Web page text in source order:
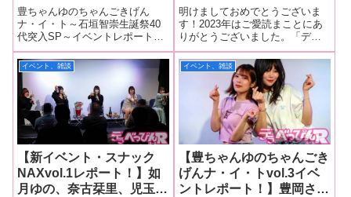
ントレポート！】豊岡さつ
きと如月ゆのがパラダイス
テレビ名物スタッフの生誕
を祝福！ サイコロトーク
では2人の失敗談などが語
られる！
豊ちゃんゆのちゃんごきげん
ナ・イ・ト～石垣智崇生誕祭40
代突入SP～イベントレポート！
豊岡さつきちゃんと如月ゆのち
ゃんの冠イベント「豊ちゃんゆ
のちゃんごきげんナ・イ・ト」
は、これまで定期的に行われて
きましたが、この数カ月は休
止。しかし、3月
出！】八木奈々、綾瀬天、
斉藤帆夏、有村のぞみ、望
月あやか、如月ゆの、日向
ひかげ、日向なつ、倉田優
希、宮沢ちはる【3日はこ
の10名！】
明けましておめでとうございま
す！2023年はご愛読まことにあ
りがとうございました。「デラ
べっぴんR」読者様にご愛読の感
謝を込めて、2024年1月1日から3
日まで、3日連続でセクシー女優
のサイン色紙プレゼントを行い
ます！毎日イベント取材してい
イベント、雑談
【新イベント・スナック
NAXvol.1レポート！】如
月ゆの、奈古栞里、児玉れ
イベント、雑談
【豊ちゃんゆのちゃんごき
げんナ・イ・トvol.3イベ
ントレポート！】豊岡さつ